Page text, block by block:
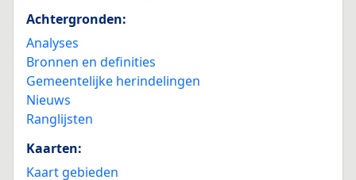
Achtergronden:
Analyses
Bronnen en definities
Gemeentelijke herindelingen
Nieuws
Ranglijsten
Kaarten:
Kaart gebieden